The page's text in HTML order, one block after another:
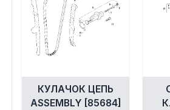
Якорное
Охлаждение
КУЛАЧОК ЦЕПЬ
ASSEMBLY [85684]